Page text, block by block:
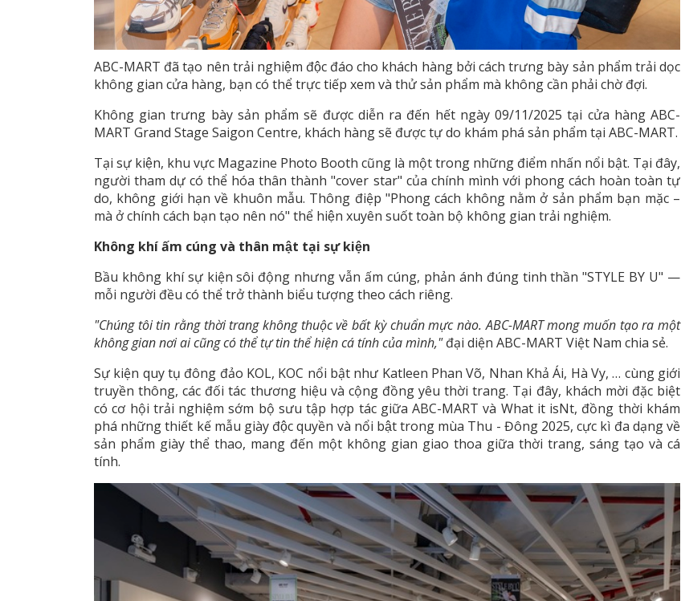
ABC-MART đã tạo nên trải nghiệm độc đáo cho khách hàng bởi cách trưng bày sản phẩm trải dọc
không gian cửa hàng, bạn có thể trực tiếp xem và thử sản phẩm mà không cần phải chờ đợi.
Không gian trưng bày sản phẩm sẽ được diễn ra đến hết ngày 09/11/2025 tại cửa hàng ABC-
MART Grand Stage Saigon Centre, khách hàng sẽ được tự do khám phá sản phẩm tại ABC-MART.
Tại sự kiện, khu vực Magazine Photo Booth cũng là một trong những điểm nhấn nổi bật. Tại đây,
người tham dự có thể hóa thân thành "cover star" của chính mình với phong cách hoàn toàn tự
do, không giới hạn về khuôn mẫu. Thông điệp "Phong cách không nằm ở sản phẩm bạn mặc –
mà ở chính cách bạn tạo nên nó" thể hiện xuyên suốt toàn bộ không gian trải nghiệm.
Không khí ấm cúng và thân mật tại sự kiện
Bầu không khí sự kiện sôi động nhưng vẫn ấm cúng, phản ánh đúng tinh thần "STYLE BY U" —
mỗi người đều có thể trở thành biểu tượng theo cách riêng.
"Chúng tôi tin rằng thời trang không thuộc về bất kỳ chuẩn mực nào. ABC-MART mong muốn tạo ra một
không gian nơi ai cũng có thể tự tin thể hiện cá tính của mình,"đại diện ABC-MART Việt Nam chia sẻ.
Sự kiện quy tụ đông đảo KOL, KOC nổi bật như Katleen Phan Võ, Nhan Khả Ái, Hà Vy, … cùng giới
truyền thông, các đối tác thương hiệu và cộng đồng yêu thời trang. Tại đây, khách mời đặc biệt
có cơ hội trải nghiệm sớm bộ sưu tập hợp tác giữa ABC-MART và What it isNt, đồng thời khám
phá những thiết kế mẫu giày độc quyền và nổi bật trong mùa Thu - Đông 2025, cực kì đa dạng về
sản phẩm giày thể thao, mang đến một không gian giao thoa giữa thời trang, sáng tạo và cá
tính.